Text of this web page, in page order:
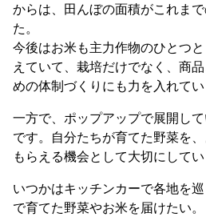
からは、田んぼの面積がこれま
た。
今後はお米も主力作物のひとつ
えていて、栽培だけでなく、商
めの体制づくりにも力を入れてい
一方で、ポップアップで展開し
です。自分たちが育てた野菜を
もらえる機会として大切にしてい
いつかはキッチンカーで各地を
で育てた野菜やお米を届けたい。